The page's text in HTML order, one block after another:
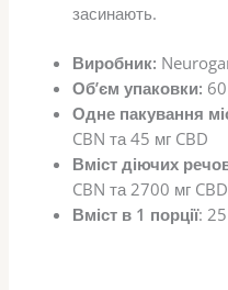
засинають.
Виробник:
Об’єм упаковки:
Одне пакування
CBN та 45 мг CBD
Вміст діючих
CBN та 2700 мг CBD
Вміст в 1 порції: